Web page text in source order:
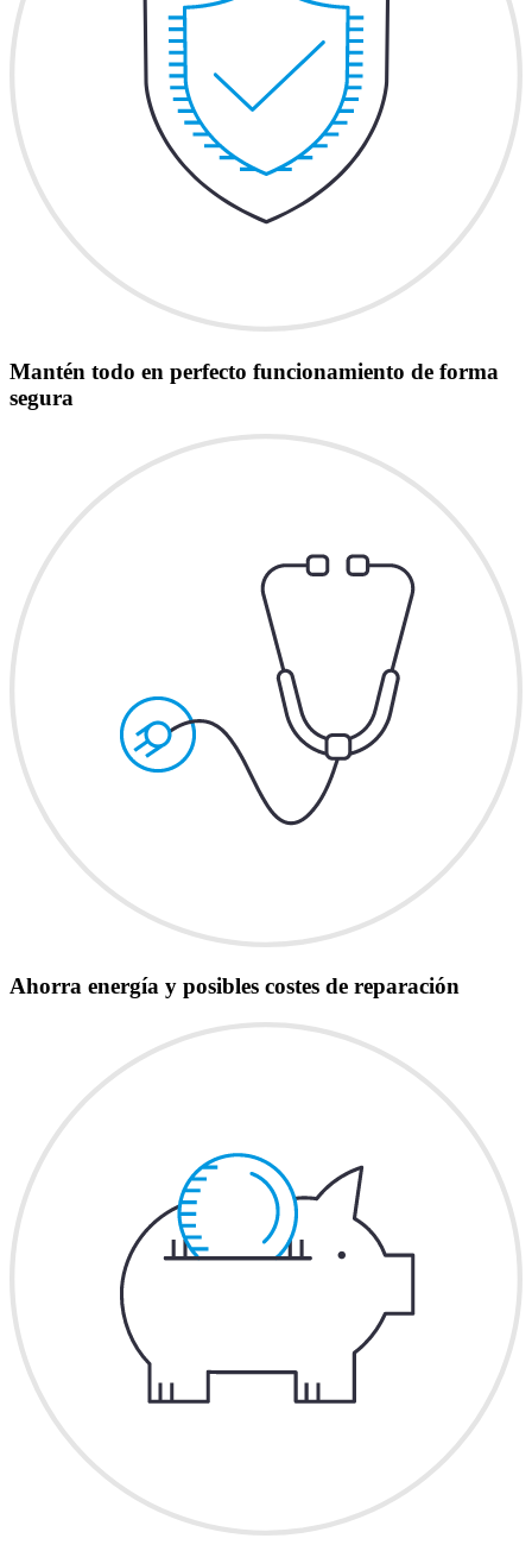
Mantén todo en perfecto funcionamiento de forma
segura
Ahorra energía y posibles costes de reparación